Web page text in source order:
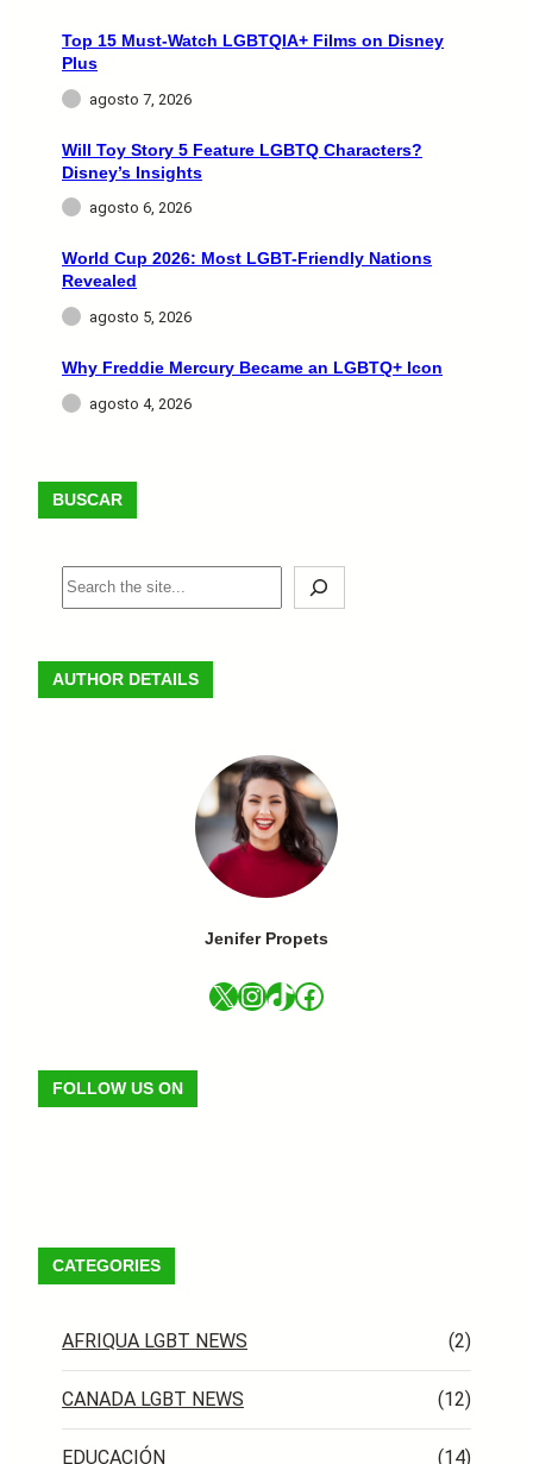
Top 15 Must-Watch LGBTQIA+ Films on Disney
Plus
agosto 7, 2026
Will Toy Story 5 Feature LGBTQ Characters?
Disney’s Insights
agosto 6, 2026
World Cup 2026: Most LGBT-Friendly Nations
Revealed
agosto 5, 2026
Why Freddie Mercury Became an LGBTQ+ Icon
agosto 4, 2026
BUSCAR
B
u
c
a
AUTHOR DETAILS
Jenifer Propets
X InstagramTikTok Facebook
FOLLOW US ON
CATEGORIES
AFRIQUA LGBT NEWS (2)
CANADA LGBT NEWS (12)
EDUCACIÓN (14)